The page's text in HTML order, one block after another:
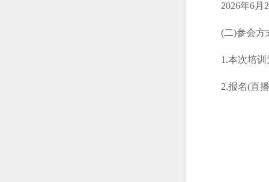
2026年6月
(二)参会方
1.本次培
2.报名(直